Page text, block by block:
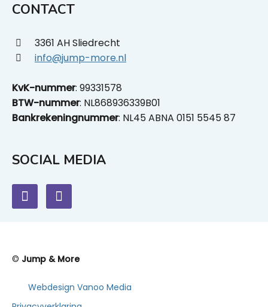
CONTACT
3361 AH Sliedrecht
info@jump-more.nl
KvK-nummer: 99331578
BTW-nummer: NL868936339B01
Bankrekeningnummer: NL45 ABNA 0151 5545 87
SOCIAL MEDIA
© Jump & More
Webdesign Vanoo Media